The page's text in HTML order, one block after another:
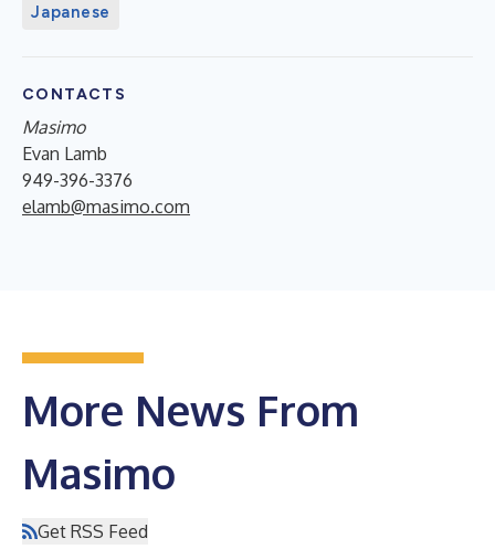
Japanese
CONTACTS
Masimo
Evan Lamb
949-396-3376
elamb@masimo.com
More News From
Masimo
Get RSS Feed